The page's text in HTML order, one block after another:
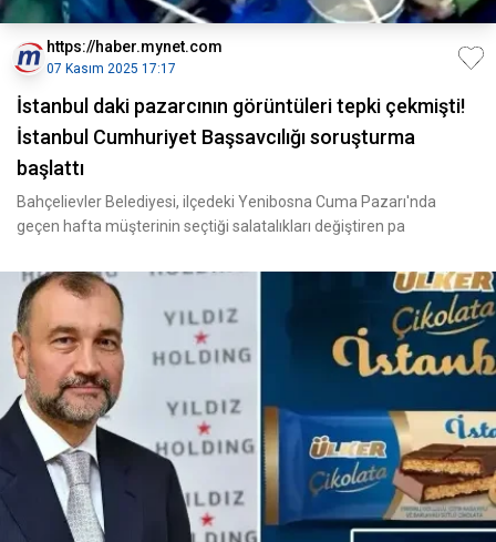
https://haber.mynet.com
07 Kasım 2025 17:17
İstanbul daki pazarcının görüntüleri tepki çekmişti!
İstanbul Cumhuriyet Başsavcılığı soruşturma
başlattı
Bahçelievler Belediyesi, ilçedeki Yenibosna Cuma Pazarı'nda
geçen hafta müşterinin seçtiği salatalıkları değiştiren pa